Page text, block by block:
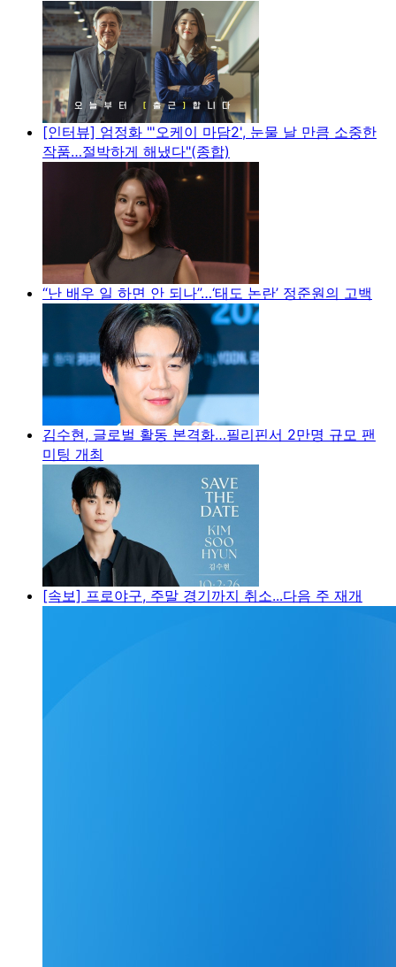
[인터뷰] 엄정화 "'오케이 마담2', 눈물 날 만큼 소중한
작품…절박하게 해냈다"(종합)
“난 배우 일 하면 안 되나”…‘태도 논란’ 정준원의 고백
김수현, 글로벌 활동 본격화…필리핀서 2만명 규모 팬
미팅 개최
[속보] 프로야구, 주말 경기까지 취소...다음 주 재개